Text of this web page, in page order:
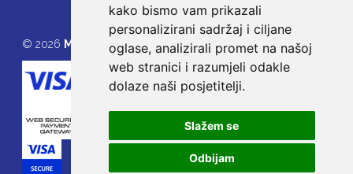
kako bismo vam prikazali
personalizirani sadržaj i ciljane
oglase, analizirali promet na našoj
web stranici i razumjeli odakle
dolaze naši posjetitelji.
Slažem se
Odbijam
© 2026 MOJE OSIGURANJE